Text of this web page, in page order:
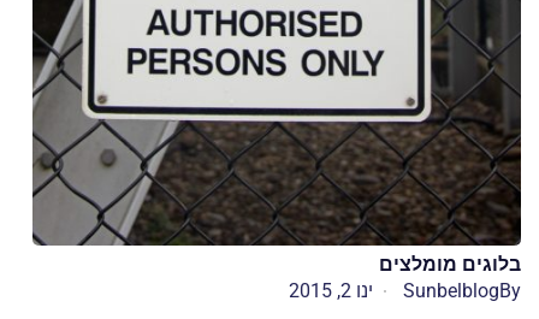
בלוגים מומלצים
By
Sunbelblog ינו 2, 2015